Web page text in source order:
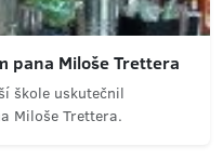
pana Miloše Trettera
škole uskutečnil
Miloše Trettera.